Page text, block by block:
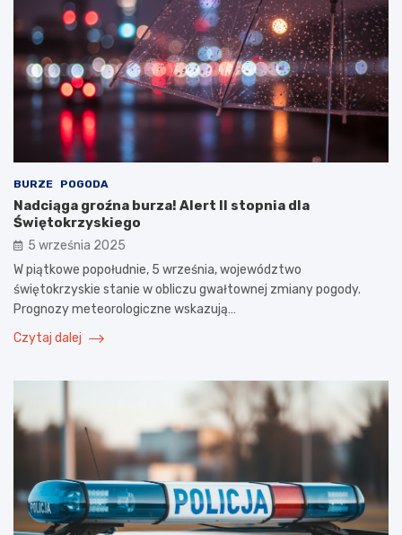
BURZE POGODA
Nadciąga groźna burza! Alert II stopnia dla
Świętokrzyskiego
5 września 2025
W piątkowe popołudnie, 5 września, województwo
świętokrzyskie stanie w obliczu gwałtownej zmiany pogody.
Prognozy meteorologiczne wskazują…
Czytaj dalej